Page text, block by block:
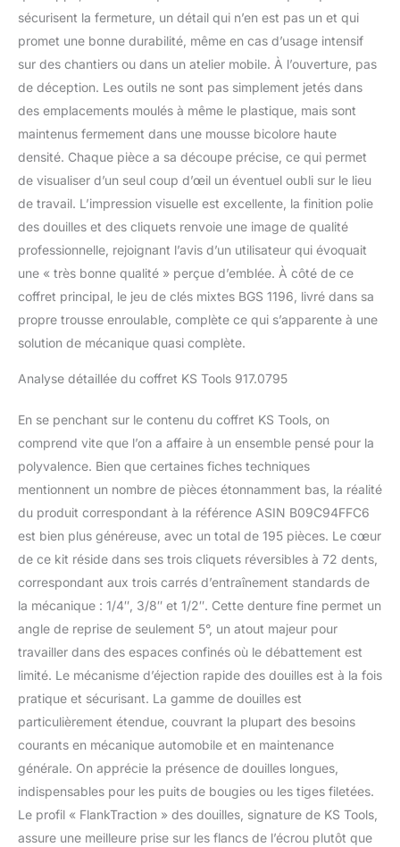
les douilles sont facile à
utiliser, son Angle de
rétrogradation est de 5
degrés. Le raccord
hexagonal permet des
arrachements lourds et
répond aux différents
des professionnels et
des bricoleurs produit 1:
Pour les professionnels
et les bricoleurs :
Bénéficiez du meilleur
rapport qualité-prix pour
un outillage alliant
qualité, robustesse,
esthétique, performance,
Le coffret de rangement
vous aidera à trouver
en cours en vous
proposant un outillage
très complet de 195
douilles et accessoires
produit 1: Grande variété
: Retrouvez un choix de
195 pièces différentes en
finition chromée satinée
de notre gamme
d’outils robustes,
esthétiques et astucieux.
Ce coffret représente un
composant essentiel de
bricoleur et professionnel
de la mécanique produit
2: En acier au chrome-
vanadium produit 2: DIN
3113-A produit 2: forgé à
chaud produit 2: chromé,
têtes polies brillantes
sécurisent la fermeture, un détail qui n’en est pas un et qui
promet une bonne durabilité, même en cas d’usage intensif
sur des chantiers ou dans un atelier mobile. À l’ouverture, pas
de déception. Les outils ne sont pas simplement jetés dans
des emplacements moulés à même le plastique, mais sont
maintenus fermement dans une mousse bicolore haute
densité. Chaque pièce a sa découpe précise, ce qui permet
de visualiser d’un seul coup d’œil un éventuel oubli sur le lieu
de travail. L’impression visuelle est excellente, la finition polie
des douilles et des cliquets renvoie une image de qualité
professionnelle, rejoignant l’avis d’un utilisateur qui évoquait
une « très bonne qualité » perçue d’emblée. À côté de ce
coffret principal, le jeu de clés mixtes BGS 1196, livré dans sa
propre trousse enroulable, complète ce qui s’apparente à une
solution de mécanique quasi complète.
Analyse détaillée du coffret KS Tools 917.0795
En se penchant sur le contenu du coffret KS Tools, on
comprend vite que l’on a affaire à un ensemble pensé pour la
polyvalence. Bien que certaines fiches techniques
mentionnent un nombre de pièces étonnamment bas, la réalité
du produit correspondant à la référence ASIN B09C94FFC6
est bien plus généreuse, avec un total de 195 pièces. Le cœur
de ce kit réside dans ses trois cliquets réversibles à 72 dents,
correspondant aux trois carrés d’entraînement standards de
la mécanique : 1/4″, 3/8″ et 1/2″. Cette denture fine permet un
angle de reprise de seulement 5°, un atout majeur pour
travailler dans des espaces confinés où le débattement est
limité. Le mécanisme d’éjection rapide des douilles est à la fois
pratique et sécurisant. La gamme de douilles est
particulièrement étendue, couvrant la plupart des besoins
courants en mécanique automobile et en maintenance
générale. On apprécie la présence de douilles longues,
indispensables pour les puits de bougies ou les tiges filetées.
Le profil « FlankTraction » des douilles, signature de KS Tools,
assure une meilleure prise sur les flancs de l’écrou plutôt que